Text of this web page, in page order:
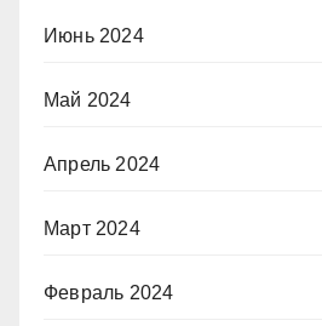
Июнь 2024
Май 2024
Апрель 2024
Март 2024
Февраль 2024